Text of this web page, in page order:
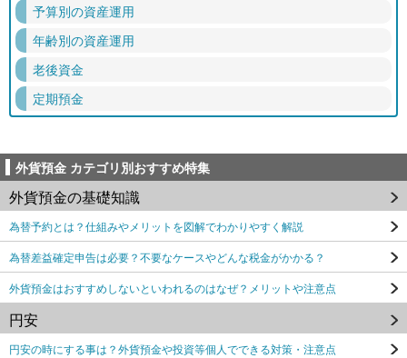
予算別の資産運用
年齢別の資産運用
老後資金
定期預金
外貨預金 カテゴリ別おすすめ特集
外貨預金の基礎知識
為替予約とは？仕組みやメリットを図解でわかりやすく解説
為替差益確定申告は必要？不要なケースやどんな税金がかかる？
外貨預金はおすすめしないといわれるのはなぜ？メリットや注意点
円安
円安の時にする事は？外貨預金や投資等個人でできる対策・注意点